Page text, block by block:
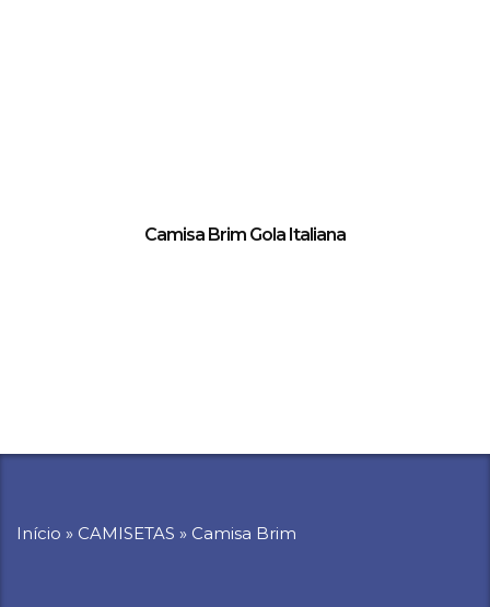
Camisa Brim Gola Italiana
Início » CAMISETAS » Camisa Brim